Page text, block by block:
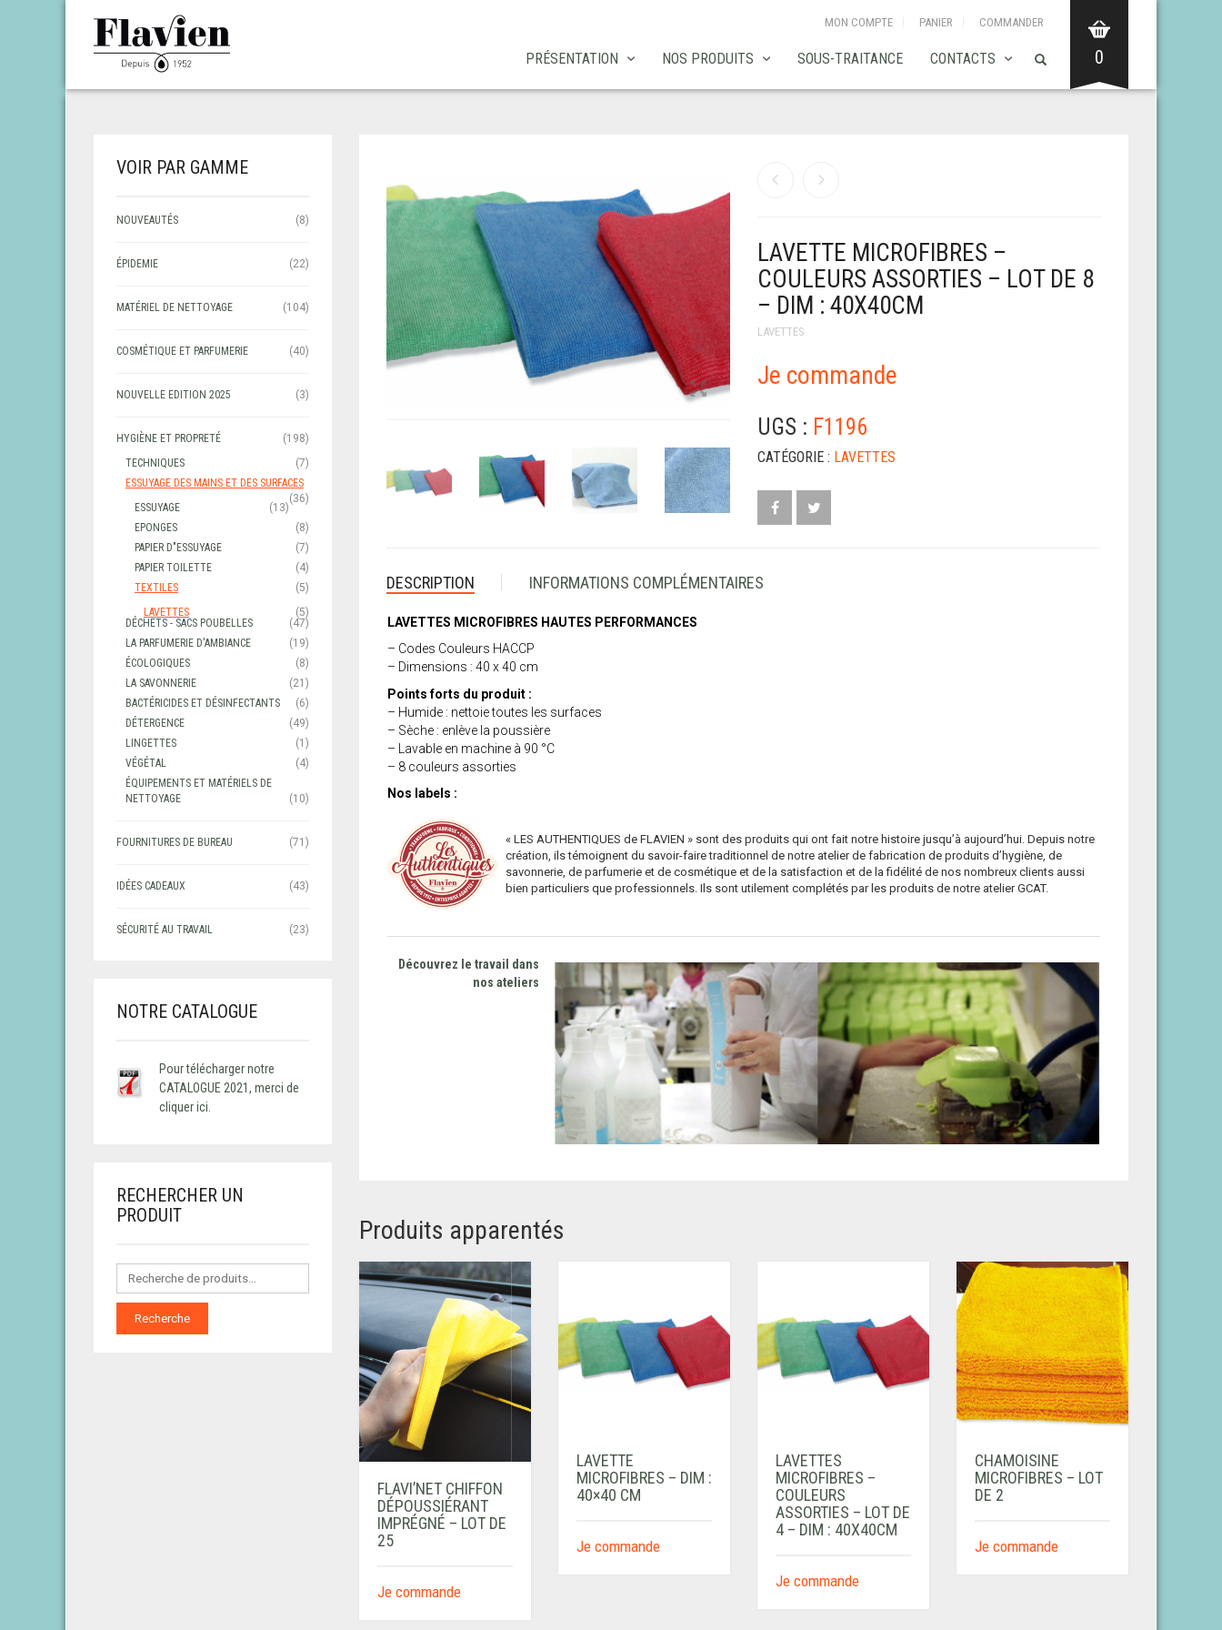
MON COMPTE PANIER COMMANDER
PRÉSENTATION NOS PRODUITS SOUS-TRAITANCE CONTACTS 0
LAVETTE MICROFIBRES –
COULEURS ASSORTIES – LOT DE 8
– DIM : 40X40CM
LAVETTES
Je commande
UGS : F1196
CATÉGORIE : LAVETTES
DESCRIPTION INFORMATIONS COMPLÉMENTAIRES
LAVETTES MICROFIBRES HAUTES PERFORMANCES
– Codes Couleurs HACCP
– Dimensions : 40 x 40 cm
Points forts du produit :
– Humide : nettoie toutes les surfaces
– Sèche : enlève la poussière
– Lavable en machine à 90 °C
– 8 couleurs assorties
Nos labels :
« LES AUTHENTIQUES de FLAVIEN » sont des produits qui ont fait notre histoire jusqu’à aujourd’hui. Depuis notre
création, ils témoignent du savoir-faire traditionnel de notre atelier de fabrication de produits d’hygiène, de
savonnerie, de parfumerie et de cosmétique et de la satisfaction et de la fidélité de nos nombreux clients aussi
bien particuliers que professionnels. Ils sont utilement complétés par les produits de notre atelier GCAT.
Découvrez le travail dans
nos ateliers
Produits apparentés
FLAVI’NET CHIFFON
DÉPOUSSIÉRANT
IMPRÉGNÉ – LOT DE
25
Je commande
LAVETTE
MICROFIBRES – DIM :
40×40 CM
Je commande
LAVETTES
MICROFIBRES –
COULEURS
ASSORTIES – LOT DE
4 – DIM : 40X40CM
Je commande
CHAMOISINE
MICROFIBRES – LOT
DE 2
Je commande
VOIR PAR GAMME
NOUVEAUTÉS (8)
ÉPIDEMIE (22)
MATÉRIEL DE NETTOYAGE (104)
COSMÉTIQUE ET PARFUMERIE (40)
NOUVELLE EDITION 2025 (3)
HYGIÈNE ET PROPRETÉ
(198)
TECHNIQUES
(7)
ESSUYAGE DES MAINS ET DES SURFACES
(36)
ESSUYAGE
(13)
EPONGES
(8)
PAPIER D"ESSUYAGE
(7)
PAPIER TOILETTE
(4)
TEXTILES
(5)
LAVETTES
(5)
DÉCHETS - SACS POUBELLES
(47)
LA PARFUMERIE D'AMBIANCE
(19)
ÉCOLOGIQUES
(8)
LA SAVONNERIE
(21)
BACTÉRICIDES ET DÉSINFECTANTS
(6)
DÉTERGENCE
(49)
LINGETTES
(1)
VÉGÉTAL
(4)
ÉQUIPEMENTS ET MATÉRIELS DE
NETTOYAGE
(10)
FOURNITURES DE BUREAU (71)
IDÉES CADEAUX (43)
SÉCURITÉ AU TRAVAIL (23)
NOTRE CATALOGUE
Pour télécharger notre
CATALOGUE 2021, merci de
cliquer ici.
RECHERCHER UN
PRODUIT
Recherche